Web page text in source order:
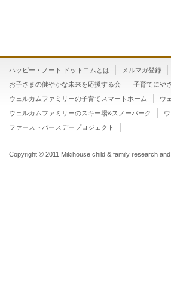
ハッピー・ノート ドットコムとは メルマガ登録
お子さまの健やかな未来を応援する会
子育てにや
ウェルカムファミリーの子育てスマートホーム
ウ
ウェルカムファミリーのスキー場&スノーパーク
ファーストバースデープロジェクト
Copyright © 2011 Mikihouse child & family research